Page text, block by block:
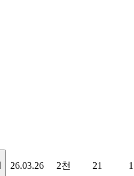
26.03.26 2천 21 1